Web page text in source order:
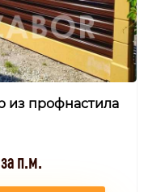
из профнастила
п.м.